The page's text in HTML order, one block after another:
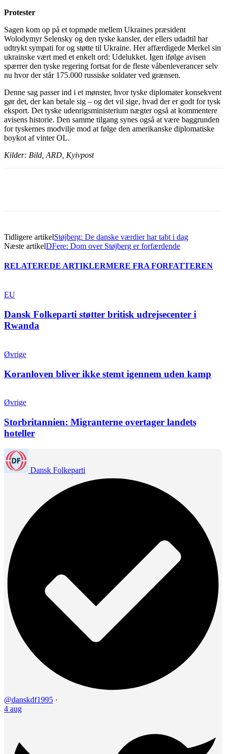
Protester
Sagen kom op på et topmøde mellem Ukraines præsident
Wolodymyr Selensky og den tyske kansler, der ellers udadtil har
udtrykt sympati for og støtte til Ukraine. Her affærdigede Merkel sin
ukrainske vært med et enkelt ord: Udelukket. Igen ifølge avisen
spærrer den tyske regering fortsat for de fleste våbenleverancer selv
nu hvor der står 175.000 russiske soldater ved grænsen.
Denne sag passer ind i et mønster, hvor tyske diplomater konsekvent
gør det, der kan betale sig – og det vil sige, hvad der er godt for tysk
eksport. Det tyske udenrigsministerium nægter også at kommentere
avisens historie. Den samme tilgang synes også at være baggrunden
for tyskernes modvilje mod at følge den amerikanske diplomatiske
boykot af vinter OL.
Kilder: Bild, ARD, Kyivpost
Tidligere artikelStøjberg: De danske værdier har tabt i dag
Næste artikelDFere: Dom over Støjberg er forfærdende
RELATEREDE ARTIKLERMERE FRA FORFATTEREN
EU
Dansk Folkeparti støtter britisk udrejsecenter i
Rwanda
Øvrige
Koranloven bliver ikke stemt igennem uden kamp
Øvrige
Storbritannien: Migranterne overtager landets
hoteller
Dansk Folkeparti
@danskdf1995 ·
4 aug